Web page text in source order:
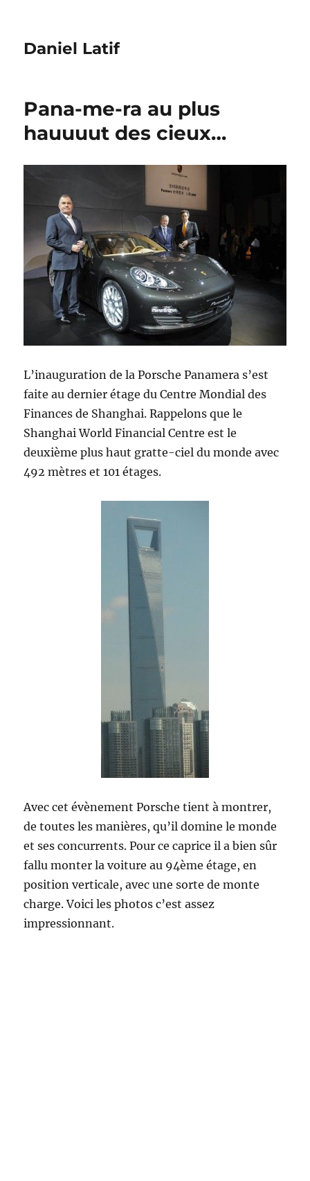
Daniel Latif
Pana-me-ra au plus
hauuuut des cieux…
L’inauguration de la Porsche Panamera s’est
faite au dernier étage du Centre Mondial des
Finances de Shanghai. Rappelons que le
Shanghai World Financial Centre est le
deuxième plus haut gratte-ciel du monde avec
492 mètres et 101 étages.
Avec cet évènement Porsche tient à montrer,
de toutes les manières, qu’il domine le monde
et ses concurrents. Pour ce caprice il a bien sûr
fallu monter la voiture au 94ème étage, en
position verticale, avec une sorte de monte
charge. Voici les photos c’est assez
impressionnant.